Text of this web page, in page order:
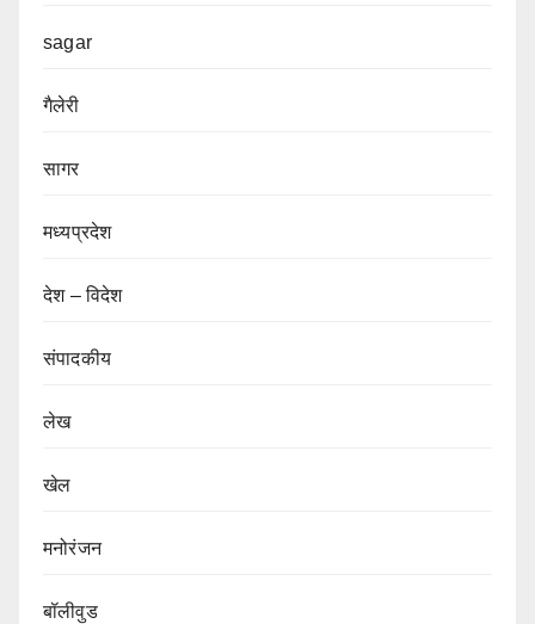
sagar
गैलेरी
सागर
मध्यप्रदेश
देश – विदेश
संपादकीय
लेख
खेल
मनोरंजन
बॉलीवुड